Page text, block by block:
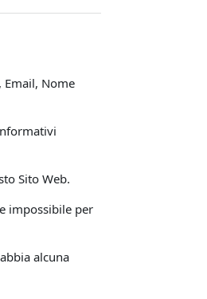
Email, Nome
Sito Web.
impossibile per
alcuna